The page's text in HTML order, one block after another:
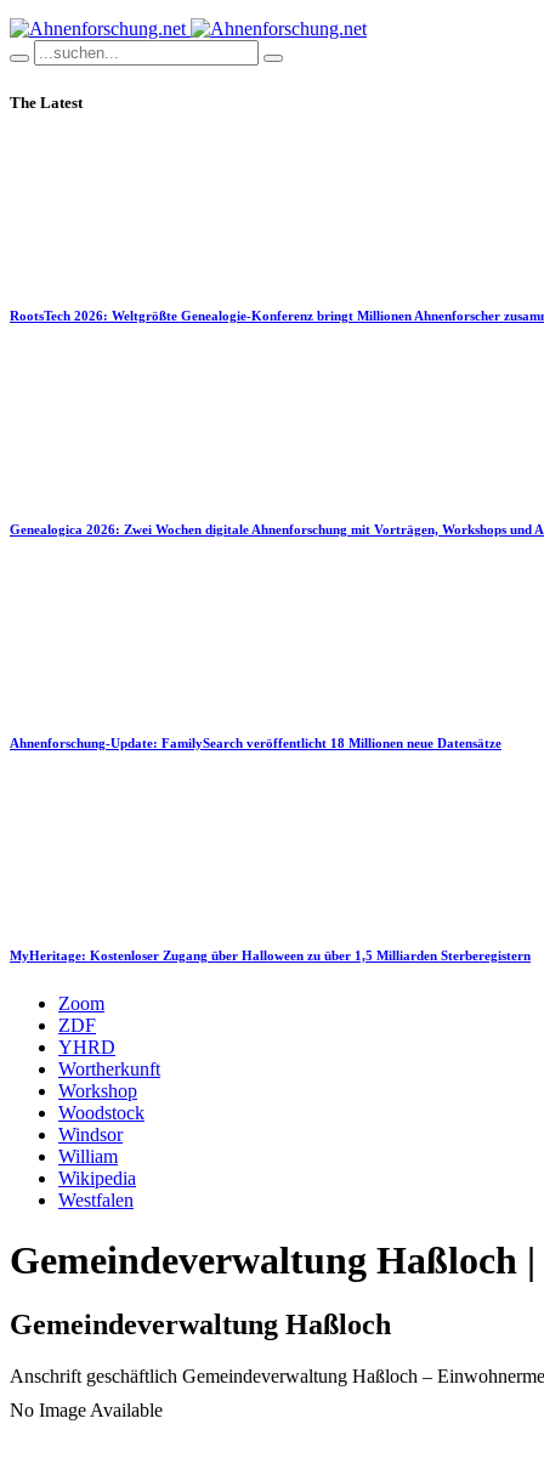
The Latest
RootsTech 2026: Weltgrößte Genealogie-Konferenz bringt Millionen Ahnenforscher
Genealogica 2026: Zwei Wochen digitale Ahnenforschung mit Vorträgen, Workshops und
Ahnenforschung-Update: FamilySearch veröffentlicht 18 Millionen neue Datensätze
MyHeritage: Kostenloser Zugang über Halloween zu über 1,5 Milliarden Sterberegistern
Zoom
ZDF
YHRD
Wortherkunft
Workshop
Woodstock
Windsor
William
Wikipedia
Westfalen
Gemeindeverwaltung Haßloch
Gemeindeverwaltung Haßloch
Anschrift geschäftlich Gemeindeverwaltung Haßloch –
No Image Available